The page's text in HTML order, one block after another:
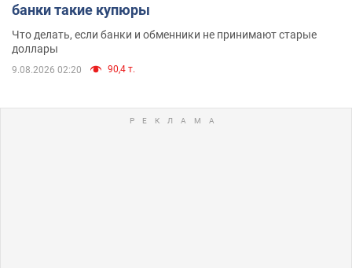
банки такие купюры
Что делать, если банки и обменники не принимают старые
доллары
9.08.2026 02:20 90,4 т.